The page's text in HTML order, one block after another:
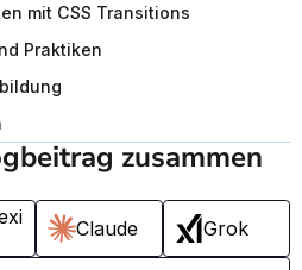
mit CSS Transitions
Praktiken
zusammen
Claude Grok